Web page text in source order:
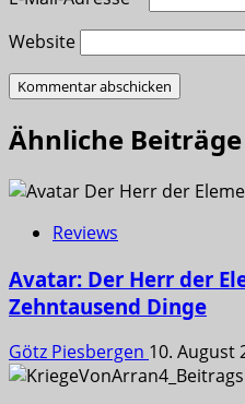
Website
Ähnliche Beiträge
Reviews
Avatar: Der Herr der
Zehntausend Dinge
Götz Piesbergen 10. August